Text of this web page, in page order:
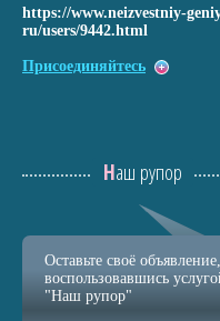
https://www.neizvestniy-
ru/users/9442.html
Присоединяйтесь
Наш рупор
Оставьте своё объявление,
воспользовавшись
"Наш рупор"